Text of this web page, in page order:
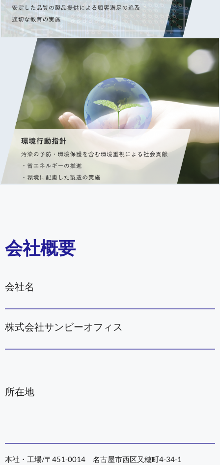
会社概要
会社名
株式会社サンビーオフィス
所在地
本社・工場/〒451-0014 名古屋市西区又穂町4-34-1